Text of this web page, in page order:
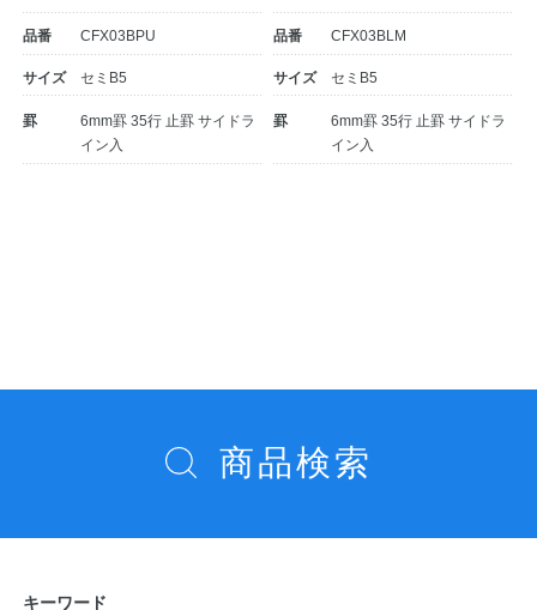
品番 CFX03BPU
サイズ セミB5
罫
6mm罫 35行 止罫 サイドラ
イン入
品番 CFX03BLM
サイズ セミB5
罫
6mm罫 35行 止罫 サイドラ
イン入
ン
商品検索
キーワード